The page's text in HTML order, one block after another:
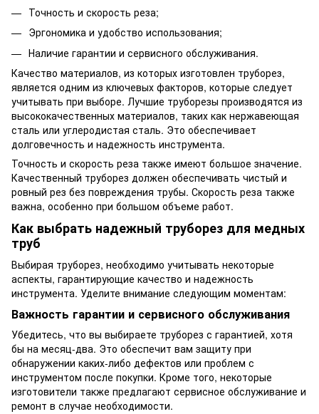
Точность и скорость реза;
Эргономика и удобство использования;
Наличие гарантии и сервисного обслуживания.
Качество материалов, из которых изготовлен труборез,
является одним из ключевых факторов, которые следует
учитывать при выборе. Лучшие труборезы производятся из
высококачественных материалов, таких как нержавеющая
сталь или углеродистая сталь. Это обеспечивает
долговечность и надежность инструмента.
Точность и скорость реза также имеют большое значение.
Качественный труборез должен обеспечивать чистый и
ровный рез без повреждения трубы. Скорость реза также
важна, особенно при большом объеме работ.
Как выбрать надежный труборез для медных
труб
Выбирая труборез, необходимо учитывать некоторые
аспекты, гарантирующие качество и надежность
инструмента. Уделите внимание следующим моментам:
Важность гарантии и сервисного обслуживания
Убедитесь, что вы выбираете труборез с гарантией, хотя
бы на месяц-два. Это обеспечит вам защиту при
обнаружении каких-либо дефектов или проблем с
инструментом после покупки. Кроме того, некоторые
изготовители также предлагают сервисное обслуживание и
ремонт в случае необходимости.